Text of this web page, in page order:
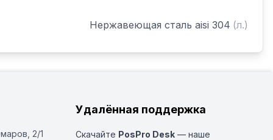
Нержавеющая сталь aisi 304 (л.)
2/1
Удалённая поддержка
Скачайте PosPro Desk — наше